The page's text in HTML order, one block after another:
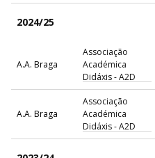
2024/25
A.A. Braga
Associação
Académica
Didáxis - A2D
A.A. Braga
Associação
Académica
Didáxis - A2D